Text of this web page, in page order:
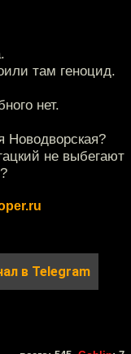
там геноцид.
нет.
Новодворская?
не выбегают
в Telegram